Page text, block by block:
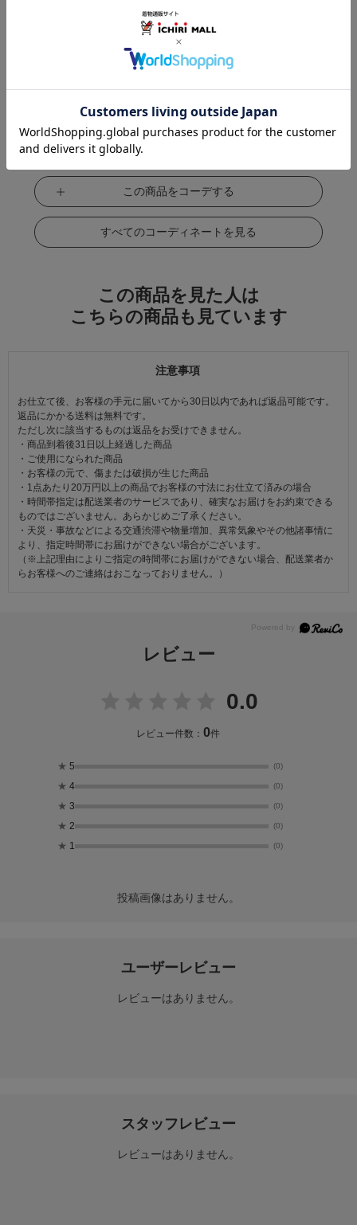
この商品をコーデする
すべてのコーディネートを見る
この商品を見た人は
こちらの商品も見ています
注意事項
お仕立て後、お客様の手元に届いてから30日以内であれば返品可能です。
返品にかかる送料は無料です。
ただし次に該当するものは返品をお受けできません。
・商品到着後31日以上経過した商品
・ご使用になられた商品
・お客様の元で、傷または破損が生じた商品
・1点あたり20万円以上の商品でお客様の寸法にお仕立て済みの場合
・時間帯指定は配送業者のサービスであり、確実なお届けをお約束できる
ものではございません。あらかじめご了承ください。
・天災・事故などによる交通渋滞や物量増加、異常気象やその他諸事情に
より、指定時間帯にお届けができない場合がございます。
（※上記理由によりご指定の時間帯にお届けができない場合、配送業者か
らお客様へのご連絡はおこなっておりません。）
レビュー
0.0
レビュー件数：0件
★ 5 (0)
★ 4 (0)
★ 3 (0)
★ 2 (0)
★ 1 (0)
投稿画像はありません。
ユーザーレビュー
レビューはありません。
スタッフレビュー
レビューはありません。